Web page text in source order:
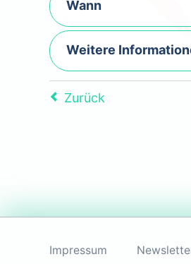
Wann
Weitere
Zurück
überspringen
Impressum